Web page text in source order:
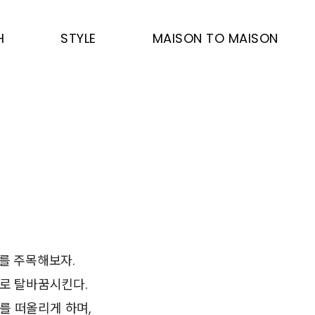
STYLE MAISON TO MAISON
주목해보자.
탈바꿈시킨다.
떠올리게 하며,